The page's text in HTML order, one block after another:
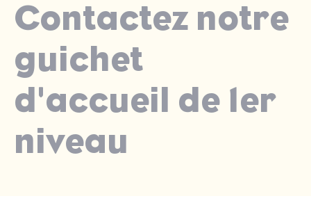
Contactez notre
guichet
d'accueil de 1er
niveau